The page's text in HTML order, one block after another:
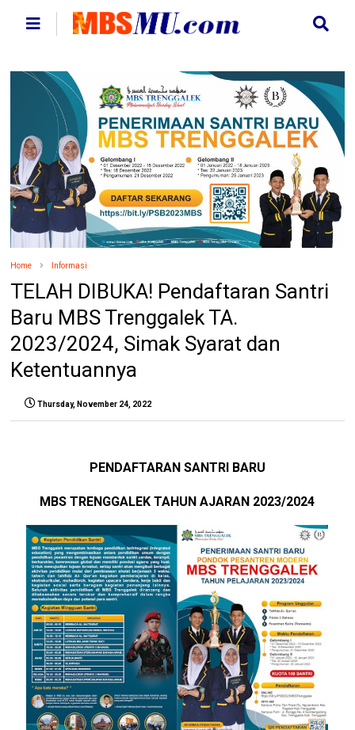
Home Informasi
TELAH DIBUKA! Pendaftaran Santri
Baru MBS Trenggalek TA.
2023/2024, Simak Syarat dan
Ketentuannya
Thursday, November 24, 2022
PENDAFTARAN SANTRI BARU
MBS TRENGGALEK TAHUN AJARAN 2023/2024